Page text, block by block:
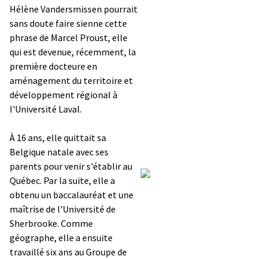
Hélène Vandersmissen pourrait
sans doute faire sienne cette
phrase de Marcel Proust, elle
qui est devenue, récemment, la
première docteure en
aménagement du territoire et
développement régional à
l'Université Laval.
À 16 ans, elle quittait sa
Belgique natale avec ses
parents pour venir s'établir au
Québec. Par la suite, elle a
obtenu un baccalauréat et une
maîtrise de l'Université de
Sherbrooke. Comme
géographe, elle a ensuite
travaillé six ans au Groupe de